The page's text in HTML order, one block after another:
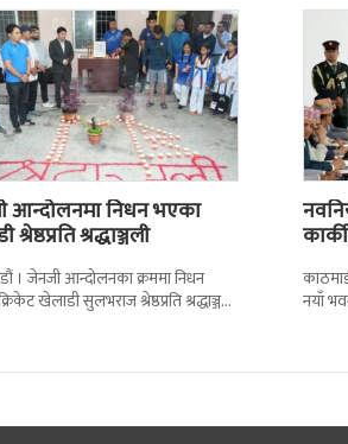
आन्दोलनमा निधन भएका
श्रद्धाञ्जली
। जेनजी आन्दोलनका क्रममा निधन
खेलाडी सुलभराज श्रेष्ठप्रति श्रद्धाञ्जली
नयाँ